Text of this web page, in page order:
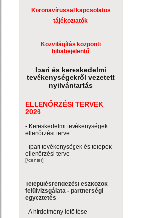
Koronavírussal kapcsolatos
tájékoztatók
Közvilágítás központi
hibabejelentő
Ipari és kereskedelmi
tevékenységekről vezetett
nyilvántartás
ELLENŐRZÉSI TERVEK
2026
- Kereskedelmi tevékenységek
ellenőrzési terve
- Ipari tevékenységek és telepek
ellenőrzési terve
[/center]
Településrendezési eszközök
felülvizsgálata - partnerségi
egyeztetés
- A hirdetmény letöltése